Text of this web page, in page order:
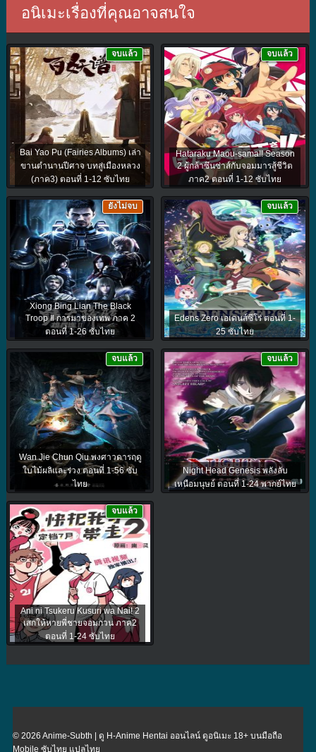
อนิเมะเรื่องที่คุณอาจสนใจ
Bai Yao Pu (Fairies Albums) เล่า
ขานตำนานปีศาจ บทสู่เมืองหลวง
(ภาค3) ตอนที่ 1-12 ซับไทย
จบแล้ว
Hataraku Maou-sama!! Season
2 ผู้กล้าซึนซ่าส์กับจอมมารสู้ชีวิต
ภาค2 ตอนที่ 1-12 ซับไทย
จบแล้ว
Xiong Bing Lian The Black
Troop Ⅱ การมาของเทพ ภาค 2
ตอนที่ 1-26 ซับไทย
ยังไม่จบ
Edens Zero เอเดนส์ซีโร่ ตอนที่ 1-
25 ซับไทย
จบแล้ว
Wan Jie Chun Qiu พงศาวดารฤดู
ใบไม้ผลิและร่วง ตอนที่ 1-56 ซับ
ไทย
จบแล้ว
Night Head Genesis พลังลับ
เหนือมนุษย์ ตอนที่ 1-24 พากย์ไทย
จบแล้ว
Ani ni Tsukeru Kusuri wa Nai! 2
เสกให้หายพี่ชายจอมกวน ภาค2
ตอนที่ 1-24 ซับไทย
จบแล้ว
© 2026 Anime-Subth | ดู H-Anime Hentai ออนไลน์ ดูอนิเมะ 18+ บนมือถือ
Mobile ซับไทย แปลไทย